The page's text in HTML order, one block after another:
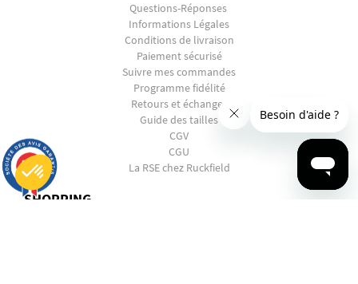
Questions-Réponses
Informations Légales
Conditions de livraison
Paiement sécurisé
Suivre mes commandes
Programme fidélité
Retours et échanges
Guide des tailles
CGV
CGU
La RSE chez Ruckfield
SHOPPING
9.7 /10
2903 avis